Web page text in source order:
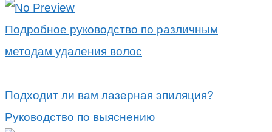
Подробное руководство по различным
методам удаления волос
Подходит ли вам лазерная эпиляция?
Руководство по выяснению